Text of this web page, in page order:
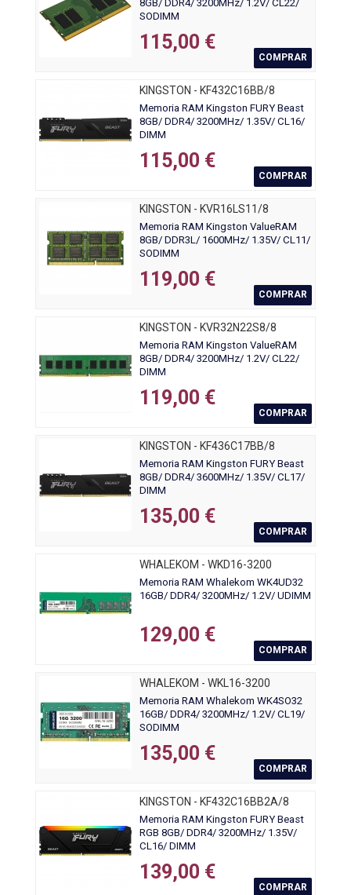
8GB/ DDR4/ 3200MHz/ 1.2V/ CL22/
SODIMM
115,00 €
COMPRAR
KINGSTON - KF432C16BB/8
Memoria RAM Kingston FURY Beast
8GB/ DDR4/ 3200MHz/ 1.35V/ CL16/
DIMM
115,00 €
COMPRAR
KINGSTON - KVR16LS11/8
Memoria RAM Kingston ValueRAM
8GB/ DDR3L/ 1600MHz/ 1.35V/ CL11/
SODIMM
119,00 €
COMPRAR
KINGSTON - KVR32N22S8/8
Memoria RAM Kingston ValueRAM
8GB/ DDR4/ 3200MHz/ 1.2V/ CL22/
DIMM
119,00 €
COMPRAR
KINGSTON - KF436C17BB/8
Memoria RAM Kingston FURY Beast
8GB/ DDR4/ 3600MHz/ 1.35V/ CL17/
DIMM
135,00 €
COMPRAR
WHALEKOM - WKD16-3200
Memoria RAM Whalekom WK4UD32
16GB/ DDR4/ 3200MHz/ 1.2V/ UDIMM
129,00 €
COMPRAR
WHALEKOM - WKL16-3200
Memoria RAM Whalekom WK4SO32
16GB/ DDR4/ 3200MHz/ 1.2V/ CL19/
SODIMM
135,00 €
COMPRAR
KINGSTON - KF432C16BB2A/8
Memoria RAM Kingston FURY Beast
RGB 8GB/ DDR4/ 3200MHz/ 1.35V/
CL16/ DIMM
139,00 €
COMPRAR